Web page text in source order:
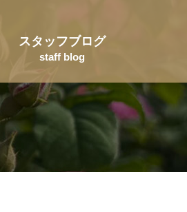
スタッフブログ
staff blog